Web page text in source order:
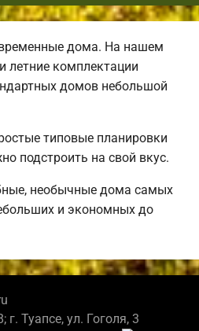
дома. На нашем
летние комплектации
домов небольшой
типовые планировки
подстроить на свой вкус.
необычные дома самых
и экономных до
г. Туапсе, ул. Гоголя, 3